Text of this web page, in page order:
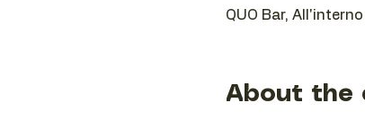
QUO Bar,
About the